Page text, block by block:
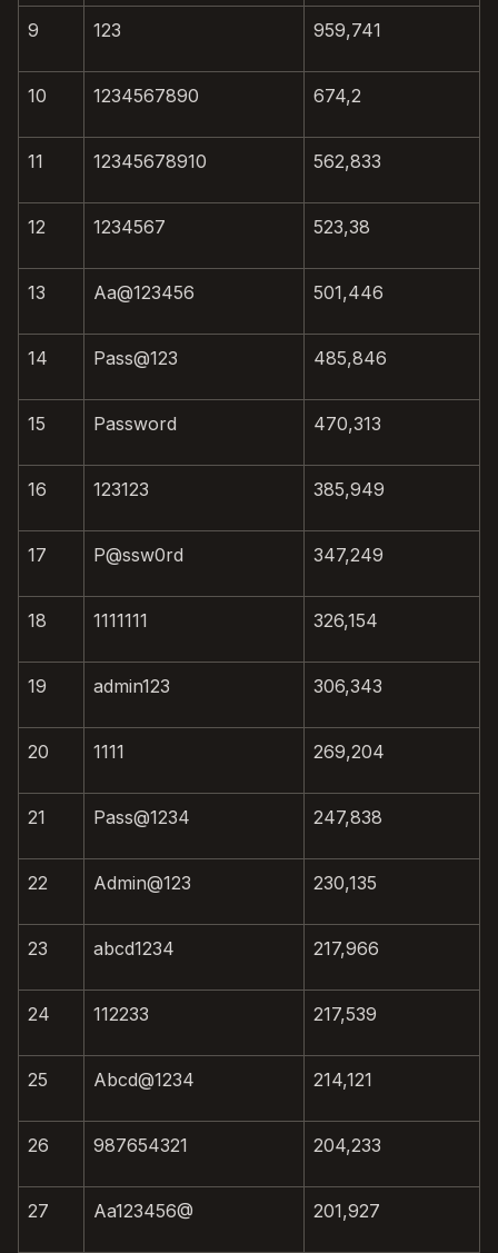
9 123 959,741
10 1234567890 674,2
11 12345678910 562,833
12 1234567 523,38
13 Aa@123456 501,446
14 Pass@123 485,846
15 Password 470,313
16 123123 385,949
17 P@ssw0rd 347,249
18 1111111 326,154
19 admin123 306,343
20 1111 269,204
21 Pass@1234 247,838
22 Admin@123 230,135
23 abcd1234 217,966
24 112233 217,539
25 Abcd@1234 214,121
26 987654321 204,233
27 Aa123456@ 201,927